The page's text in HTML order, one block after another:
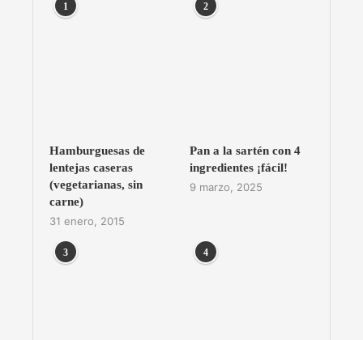
1
Hamburguesas de
lentejas caseras
(vegetarianas, sin
carne)
31 enero, 2015
2
Pan a la sartén con 4
ingredientes ¡fácil!
9 marzo, 2025
3 4